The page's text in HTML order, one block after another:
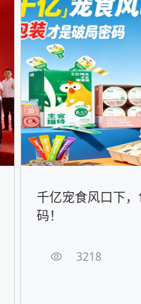
千亿宠食风口下
码！
3218